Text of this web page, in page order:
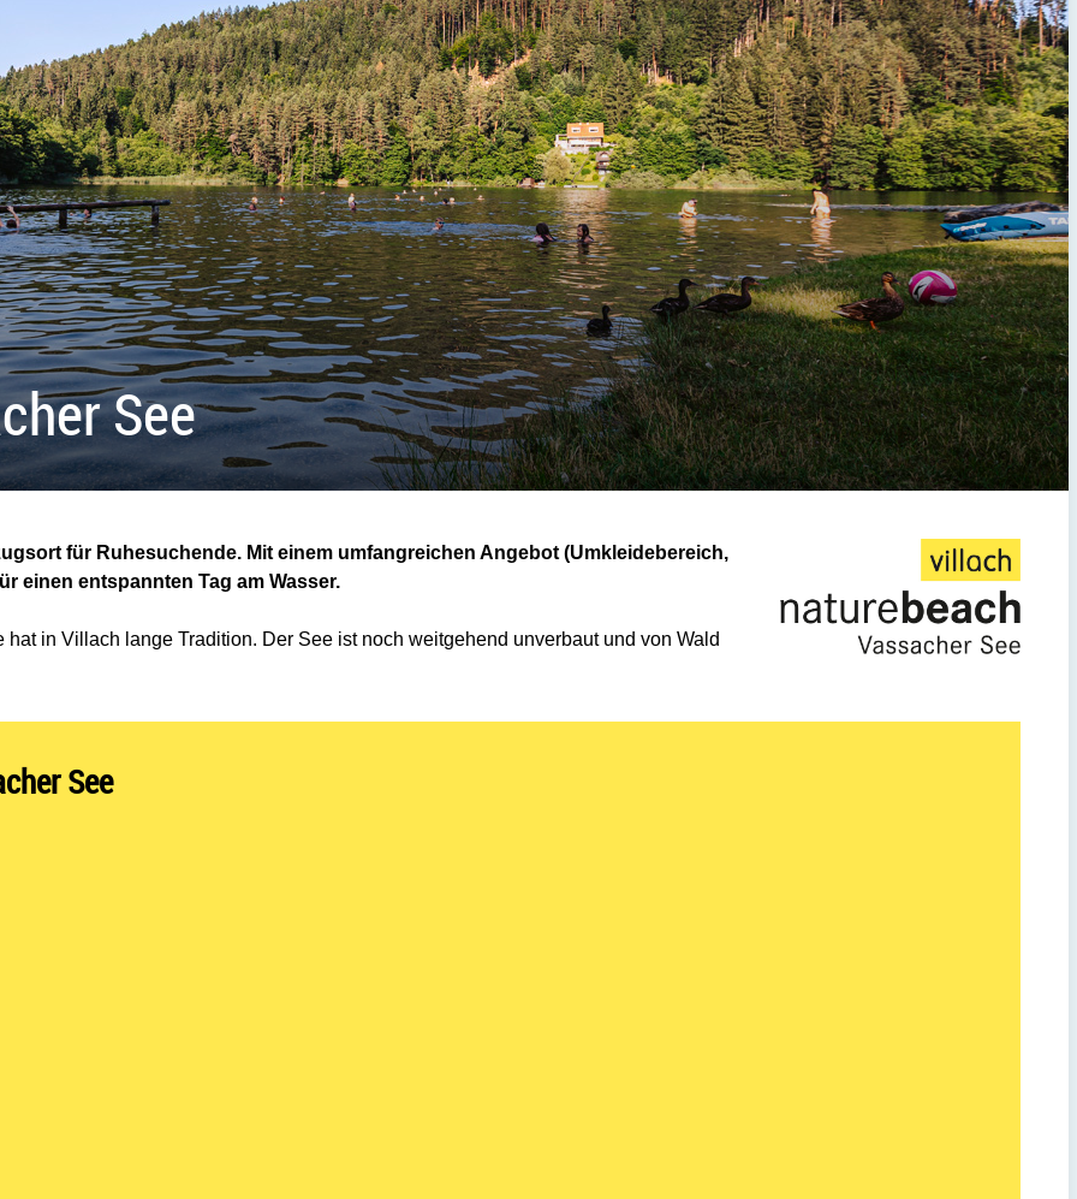
See
für Ruhesuchende. Mit einem umfangreichen Angebot (Umkleidebereich,
einen entspannten Tag am Wasser.
in Villach lange Tradition. Der See ist noch weitgehend unverbaut und von Wald
See